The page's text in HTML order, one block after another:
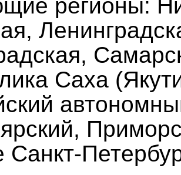
регионы:
Саха
Санкт-